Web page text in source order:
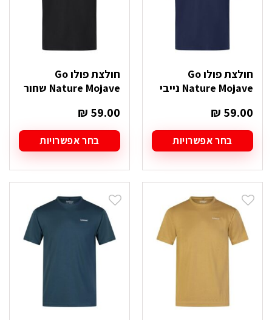
חולצת פולו Go
Nature Mojave נייבי
₪ 59.00
בחר אפשרויות
זה
יש
סוגים.
ניתן
לבחור
את
האפשרויות
חולצת פולו Go
Nature Mojave שחור
₪ 59.00
בחר אפשרויות
זה
יש
סוגים.
ניתן
לבחור
את
האפשרויות